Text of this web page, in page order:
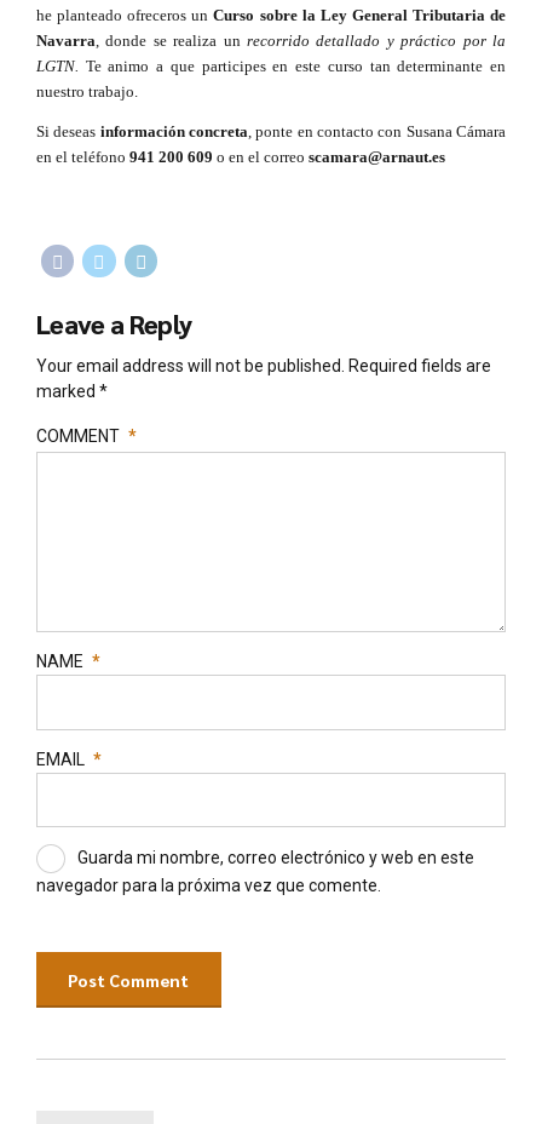
he planteado ofreceros un Curso sobre la Ley General Tributaria de
Navarra , donde se realiza un recorrido detallado y práctico por la
LGTN. Te animo a que participes en este curso tan determinante en
nuestro trabajo.
Si deseas información concreta, ponte en contacto con Susana Cámara
en el teléfono 941 200 609 o en el correo scamara@arnaut.es
Leave a Reply
Your email address will not be published. Required fields are
marked *
COMMENT *
NAME *
EMAIL *
Guarda mi nombre, correo electrónico y web en este
navegador para la próxima vez que comente.
Post Comment